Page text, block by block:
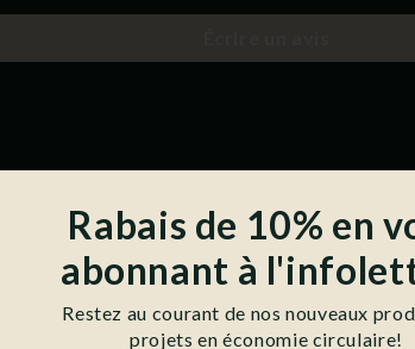
Rabais de 10% en
abonnant à
Restez au courant de nos nouveaux
projets en économie circulaire!